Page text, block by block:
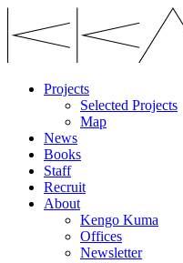
Projects
Selected Projects
Map
News
Books
Staff
Recruit
About
Kengo Kuma
Offices
Newsletter